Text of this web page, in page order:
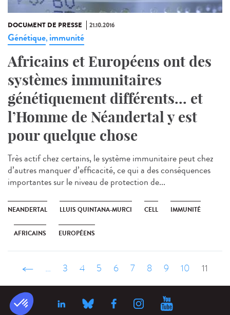
DOCUMENT DE PRESSE 21.10.2016
Génétique, immunité
Africains et Européens ont des
systèmes immunitaires
génétiquement différents... et
l’Homme de Néandertal y est
pour quelque chose
Très actif chez certains, le système immunitaire peut chez
d’autres manquer d’efficacité, ce qui a des conséquences
importantes sur le niveau de protection de...
NEANDERTAL LLUIS QUINTANA-MURCI CELL IMMUNITÉ
AFRICAINS EUROPÉENS
‹ précédent
… 3 4 5 6 7 8 9 10 11